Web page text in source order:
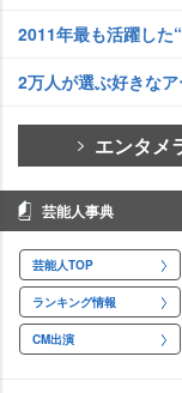
2011年最も活躍した
2万人が選ぶ好きな
エンタメ
芸能人事典
芸能人TOP
ランキング情報
CM出演